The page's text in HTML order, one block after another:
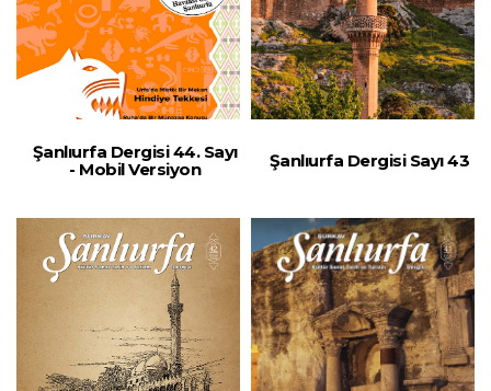
Şanlıurfa Dergisi 44. Sayı
- Mobil Versiyon
Şanlıurfa Dergisi Sayı 43